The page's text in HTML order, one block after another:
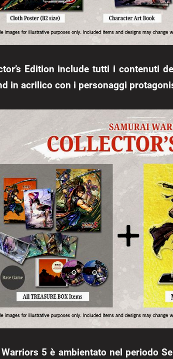
Edition include tutti i contenuti
in acrilico con i personaggi
5 è ambientato nel periodo